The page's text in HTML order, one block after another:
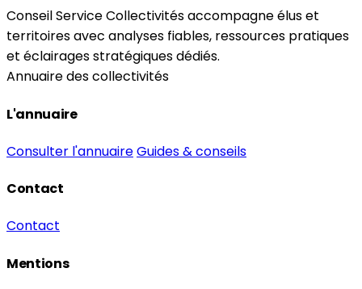
Conseil Service Collectivités accompagne élus et
territoires avec analyses fiables, ressources pratiques
et éclairages stratégiques dédiés.
Annuaire des collectivités
L'annuaire
Consulter l'annuaireGuides & conseils
Contact
Contact
Mentions